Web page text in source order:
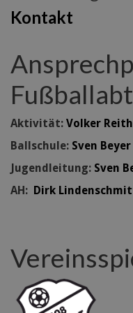
Kontakt
Aktivität: Volker
Ballschule: Sven Beyer
Jugendleitung: Sven
AH: Dirk